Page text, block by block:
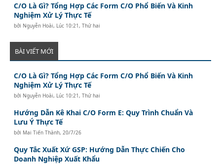
C/O Là Gì? Tổng Hợp Các Form C/O Phổ Biến Và Kinh
Nghiệm Xử Lý Thực Tế
bởi Nguyễn Hoài, Lúc 10:21, Thứ hai
BÀI VIẾT MỚI
C/O Là Gì? Tổng Hợp Các Form C/O Phổ Biến Và Kinh
Nghiệm Xử Lý Thực Tế
bởi Nguyễn Hoài, Lúc 10:21, Thứ hai
Hướng Dẫn Kê Khai C/O Form E: Quy Trình Chuẩn Và
Lưu Ý Thực Tế
bởi Mai Tiến Thành, 20/7/26
Quy Tắc Xuất Xứ GSP: Hướng Dẫn Thực Chiến Cho
Doanh Nghiệp Xuất Khẩu